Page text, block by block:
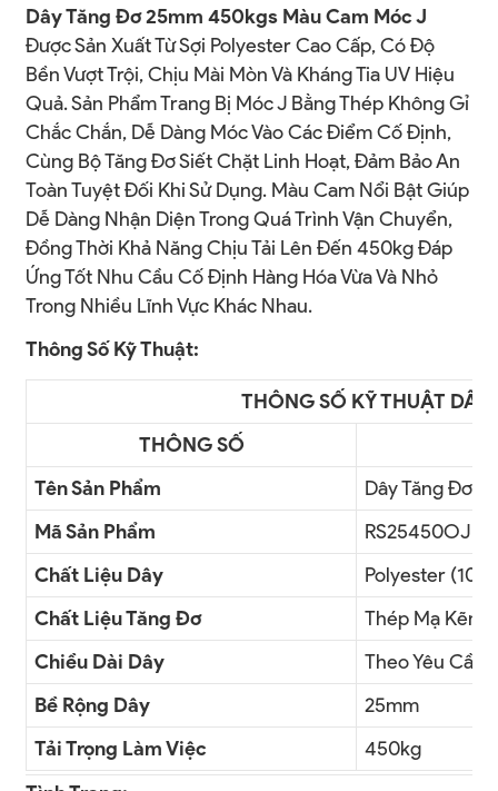
Dây Tăng Đơ 25mm 450kgs Màu Cam Móc J
Được Sản Xuất Từ Sợi Polyester Cao Cấp, Có Độ
Bền Vượt Trội, Chịu Mài Mòn Và Kháng Tia UV Hiệu
Quả. Sản Phẩm Trang Bị Móc J Bằng Thép Không Gỉ
Chắc Chắn, Dễ Dàng Móc Vào Các Điểm Cố Định,
Cùng Bộ Tăng Đơ Siết Chặt Linh Hoạt, Đảm Bảo An
Toàn Tuyệt Đối Khi Sử Dụng. Màu Cam Nổi Bật Giúp
Dễ Dàng Nhận Diện Trong Quá Trình Vận Chuyển,
Đồng Thời Khả Năng Chịu Tải Lên Đến 450kg Đáp
Ứng Tốt Nhu Cầu Cố Định Hàng Hóa Vừa Và Nhỏ
Trong Nhiều Lĩnh Vực Khác Nhau.
Thông Số Kỹ Thuật:
THÔNG SỐ KỸ THUẬT
THÔNG SỐ
Tên Sản Phẩm
Dây Tăng Đơ
Mã Sản Phẩm
RS25450OJ
Chất Liệu Dây
Polyester
Chất Liệu Tăng Đơ
Thép Mạ Kẽm
Chiều Dài Dây
Theo Yêu Cầu
Bề Rộng Dây
25mm
Tải Trọng Làm Việc
450kg